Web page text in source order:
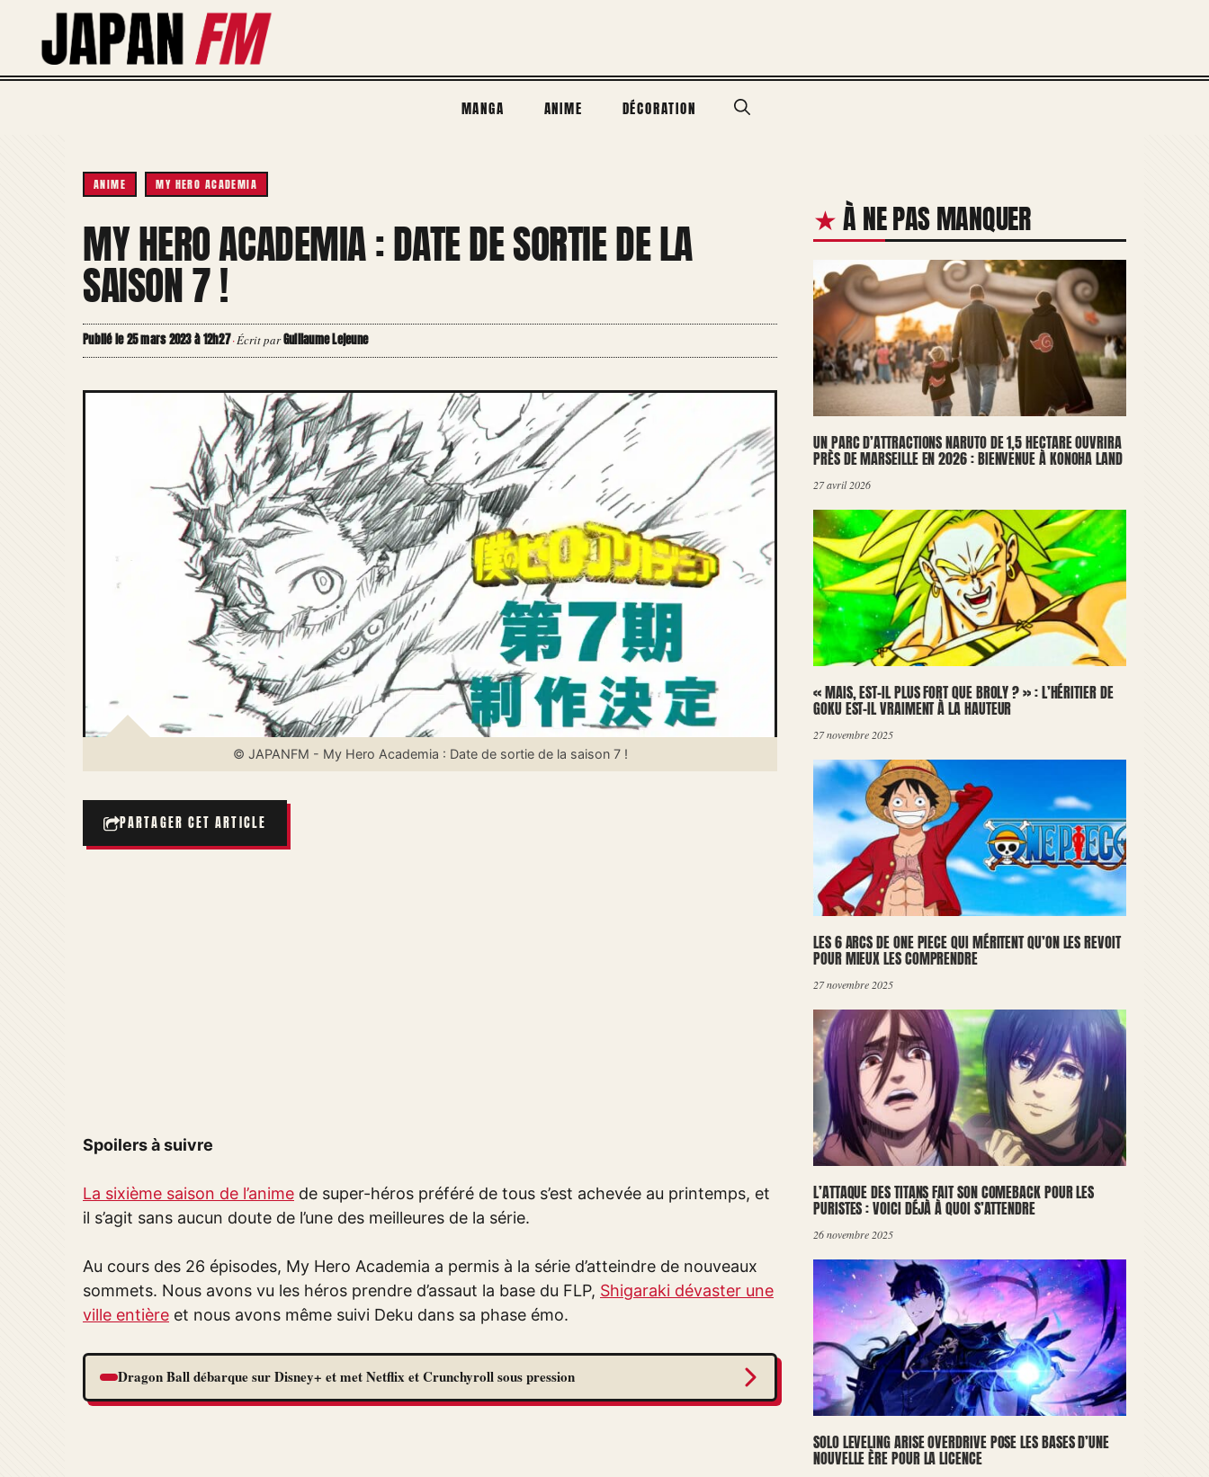
contenu
MANGA ANIME DÉCORATION
ANIME MY HERO ACADEMIA
MY HERO ACADEMIA : DATE DE SORTIE DE LA
SAISON 7 !
Publié le 25 mars 2023 à 12h27·Écrit parGuillaume Lejeune
© JAPANFM - My Hero Academia : Date de sortie de la saison 7 !
PARTAGER CET ARTICLE
Spoilers à suivre
La sixième saison de l’anime de super-héros préféré de tous s’est achevée au printemps, et
il s’agit sans aucun doute de l’une des meilleures de la série.
Au cours des 26 épisodes, My Hero Academia a permis à la série d’atteindre de nouveaux
sommets. Nous avons vu les héros prendre d’assaut la base du FLP, Shigaraki dévaster une
ville entière et nous avons même suivi Deku dans sa phase émo.
Dragon Ball débarque sur Disney+ et met Netflix et Crunchyroll sous pression
À NE PAS MANQUER
UN PARC D’ATTRACTIONS NARUTO DE 1,5 HECTARE OUVRIRA
PRÈS DE MARSEILLE EN 2026 : BIENVENUE À KONOHA LAND
27 avril 2026
« MAIS, EST-IL PLUS FORT QUE BROLY ? » : L’HÉRITIER DE
GOKU EST-IL VRAIMENT À LA HAUTEUR
27 novembre 2025
LES 6 ARCS DE ONE PIECE QUI MÉRITENT QU’ON LES REVOIT
POUR MIEUX LES COMPRENDRE
27 novembre 2025
L’ATTAQUE DES TITANS FAIT SON COMEBACK POUR LES
PURISTES : VOICI DÉJÀ À QUOI S’ATTENDRE
26 novembre 2025
SOLO LEVELING ARISE OVERDRIVE POSE LES BASES D’UNE
NOUVELLE ÈRE POUR LA LICENCE